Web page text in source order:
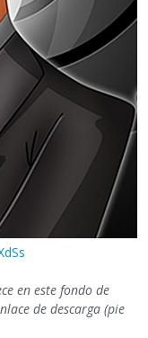
en este fondo de
de descarga (pie